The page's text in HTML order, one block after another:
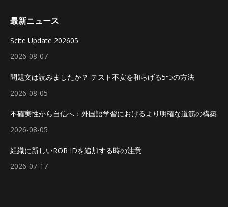
最新ニュース
Scite Update 202605
2026-08-07
問題文は読みましたか？ テスト不安を和らげる5つの方法
2026-08-05
不確実性から自信へ：外国語学習におけるより明確な道筋の構築
2026-08-05
組織に新しいROR IDを追加する時の注意
2026-07-17